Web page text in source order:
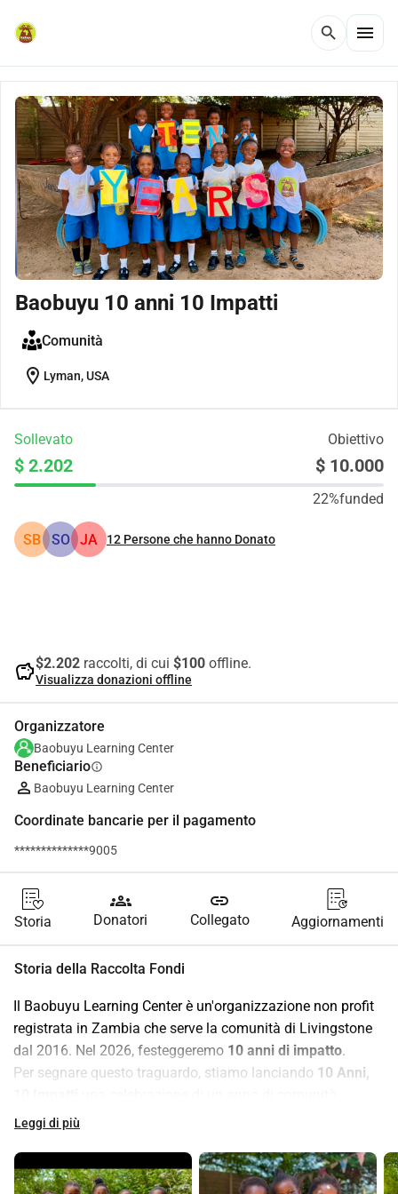
search menu
Baobuyu 10 anni 10 Impatti
Comunità
location_on Lyman, USA
Sollevato Obiettivo
$ 2.202 $ 10.000
22%funded
SB SO JA 12 Persone che hanno Donato
savings$2.202 raccolti, di cui $100 offline.
Visualizza donazioni offline
Organizzatore
Baobuyu Learning Center
Beneficiarioinfo
Baobuyu Learning Center
Coordinate bancarie per il pagamento
**************9005
Storia
groups
Donatori
link
Collegato Aggiornamenti
Storia della Raccolta Fondi
Il Baobuyu Learning Center è un'organizzazione non profit
registrata in Zambia che serve la comunità di Livingstone
dal 2016. Nel 2026, festeggeremo 10 anni di impatto.
Per segnare questo traguardo, stiamo lanciando 10 Anni,
partnership e restituzione.
progetto comunitario locale ogni mese, lavorando insieme
a partner che stanno facendo la differenza a Livingstone.
Leggi di più